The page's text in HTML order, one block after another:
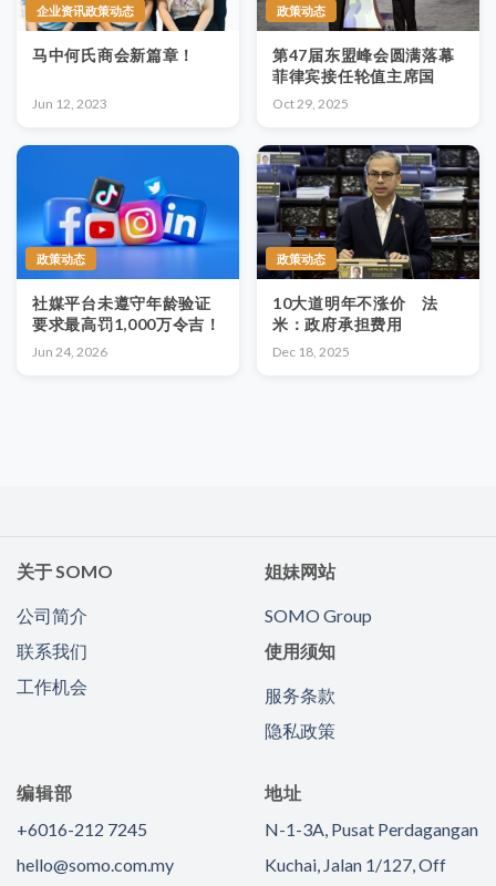
企业资讯政策动态
马中何氏商会新篇章！
Jun 12, 2023
政策动态
第47届东盟峰会圆满落幕
菲律宾接任轮值主席国
Oct 29, 2025
政策动态
社媒平台未遵守年龄验证
要求最高罚1,000万令吉！
Jun 24, 2026
政策动态
10大道明年不涨价 法
米：政府承担费用
Dec 18, 2025
关于 SOMO
公司简介
联系我们
工作机会
姐妹网站
SOMO Group
使用须知
服务条款
隐私政策
编辑部
+6016-212 7245
hello@somo.com.my
地址
N-1-3A, Pusat Perdagangan
Kuchai, Jalan 1/127, Off